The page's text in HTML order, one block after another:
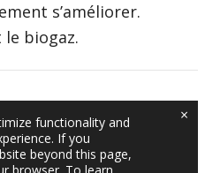
s’améliorer.
le biogaz.
functionality and
If you
beyond this page,
×